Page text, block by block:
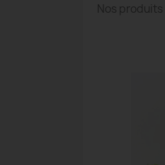
Nos